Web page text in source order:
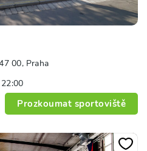
00, Praha
Prozkoumat sportoviště